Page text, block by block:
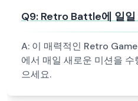
Q9: Retro Battle에 일일
A: 이 매력적인 Retro
에서 매일 새로운 미션을
으세요.